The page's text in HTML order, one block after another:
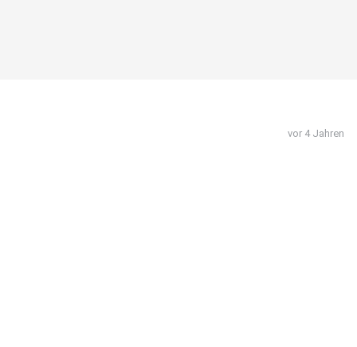
vor 4 Jahren